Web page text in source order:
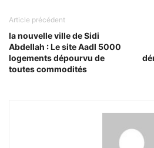
Article précédent
la nouvelle ville de Sidi
Abdellah : Le site Aadl 5000
logements dépourvu de
toutes commodités